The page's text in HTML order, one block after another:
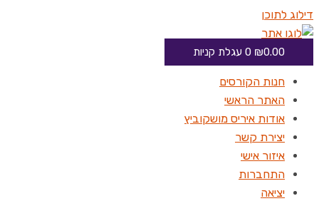
דילוג לתוכן
₪0.00
0 עגלת קניות
חנות הקורסים
האתר הראשי
אודות איריס מושקוביץ
יצירת קשר
איזור אישי
התחברות
יציאה